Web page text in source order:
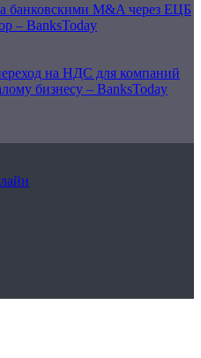
банковскими M&A через ЕЦБ
– BanksToday
на НДС для компаний
бизнесу – BanksToday